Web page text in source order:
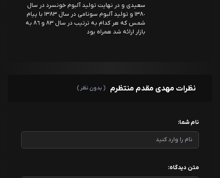
سعيدى و در نهايت توليد آلبوم خونسرد در سال
١٣٨٠ و توليد آلبوم سونامى در سال ١٣٨٣ با پيام
شمس كه هر كدام به ترتيب در سال ٨٣ و ٨٦ به
بازار ارائه شد همراه بود
نظرات مهدی مقدم منتظرم ( بدون نظر )
نام شما:
متن دیدگاه: